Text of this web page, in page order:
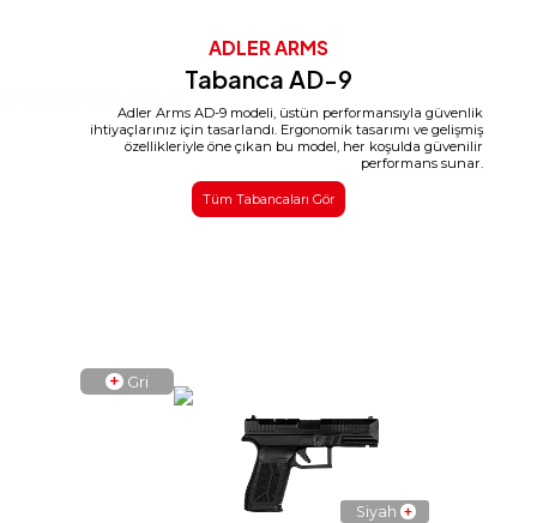
+ Gri
Siyah +
ADLER ARMS
Tabanca AD-9
Adler Arms AD-9 modeli, üstün performansıyla güvenlik
ihtiyaçlarınız için tasarlandı. Ergonomik tasarımı ve gelişmiş
özellikleriyle öne çıkan bu model, her koşulda güvenilir
performans sunar.
Tüm Tabancaları Gör